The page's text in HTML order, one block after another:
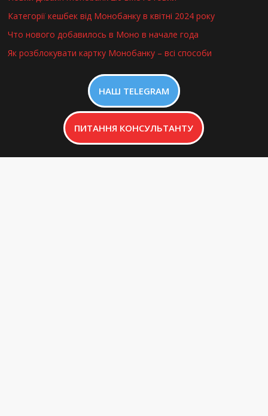
Категорії кешбек від Монобанку в квітні 2024 року
Что нового добавилось в Моно в начале года
Як розблокувати картку Монобанку – всі способи
НАШ TELEGRAM
ПИТАННЯ КОНСУЛЬТАНТУ